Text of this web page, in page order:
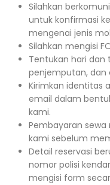
Silahkan
untuk konfirmasi
mengenai jenis
Silahkan mengisi
Tentukan hari dan
penjemputan, dan
Kirimkan identitas
email dalam
kami.
Pembayaran sewa
kami sebelum
Detail reservasi
nomor polisi
mengisi form